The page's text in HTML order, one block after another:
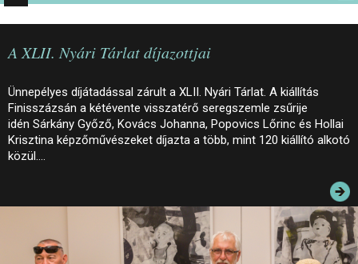
PROGRAMOK
KIÁLLÍTÁSOK
AZ ÉPÜLET
INFORMÁCIÓK
KONFERENCIA
ELÉRHETŐSÉG
PALOTASÉTÁK ÉS VEZETÉSEK
A XLII. Nyári Tárlat díjazottjai
Ünnepélyes díjátadással zárult a XLII. Nyári Tárlat. A kiállítás
Finisszázsán a kétévente visszatérő seregszemle zsűrije
idén Sárkány Győző, Kovács Johanna, Popovics Lőrinc és Hollai
Krisztina képzőművészeket díjazta a több, mint 120 kiállító alkotó
közül.…